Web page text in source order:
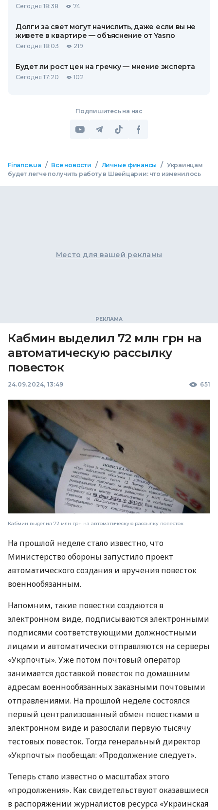
Сегодня 18:38 74
Долги за свет могут начислить, даже если вы не
живете в квартире — объяснение от Yasno
Сегодня 18:03 219
Будет ли рост цен на гречку — мнение эксперта
Сегодня 17:20 102
Подпишитесь на нас
Finance.ua / Все новости / Личные финансы / Украинцам
будет легче получить работу в Швейцарии: что изменилось
Место для вашей рекламы
Кабмин выделил 72 млн грн на
автоматическую рассылку
повесток
24.09.2024, 13:49 651
Кабмин выделил 72 млн грн на автоматическую рассылку повесток
На прошлой неделе стало известно, что
Министерство обороны запустило проект
автоматического создания и вручения повесток
военнообязанным.
Напомним, такие повестки создаются в
электронном виде, подписываются электронными
подписями соответствующими должностными
лицами и автоматически отправляются на серверы
«Укрпочты». Уже потом почтовый оператор
занимается доставкой повесток по домашним
адресам военнообязанных заказными почтовыми
отправлениями. На прошлой неделе состоялся
первый централизованный обмен повестками в
электронном виде и разослали первую тысячу
тестовых повесток. Тогда генеральный директор
«Укрпочты» пообещал: «Продолжение следует».
Теперь стало известно о масштабах этого
«продолжения». Как свидетельствуют оказавшиеся
в распоряжении журналистов ресурса «Украинская